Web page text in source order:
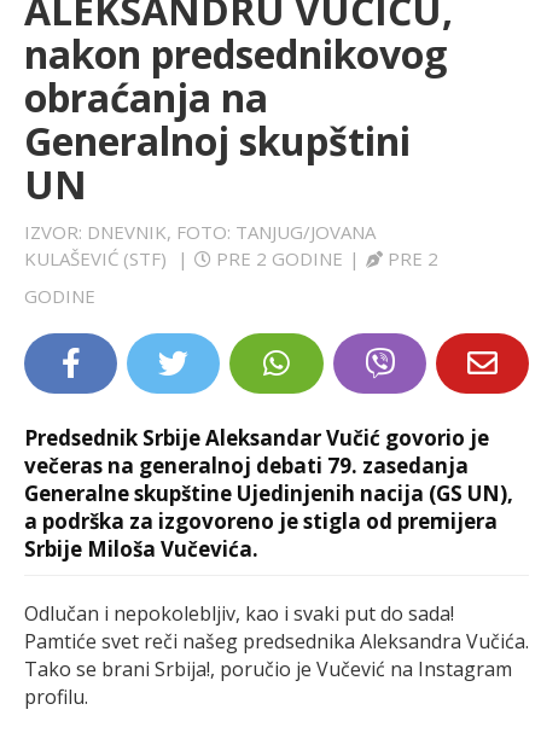
LIFESTYLE
EXTRA
nakon predsednikovog
obraćanja na
Generalnoj skupštini
UN
IZVOR: DNEVNIK, FOTO: TANJUG/JOVANA
KULAŠEVIĆ (STF)
| PRE 2 GODINE |
PRE 2
GODINE
Predsednik Srbije Aleksandar Vučić govorio je
večeras na generalnoj debati 79. zasedanja
Generalne skupštine Ujedinjenih nacija (GS UN),
a podrška za izgovoreno je stigla od premijera
Srbije Miloša Vučevića.
Odlučan i nepokolebljiv, kao i svaki put do sada!
Pamtiće svet reči našeg predsednika Aleksandra Vučića.
Tako se brani Srbija!, poručio je Vučević na Instagram
profilu.